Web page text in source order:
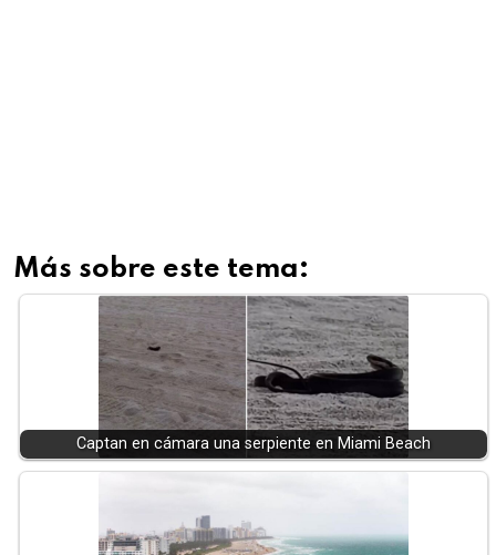
Más sobre este tema:
Captan en cámara una serpiente en Miami Beach